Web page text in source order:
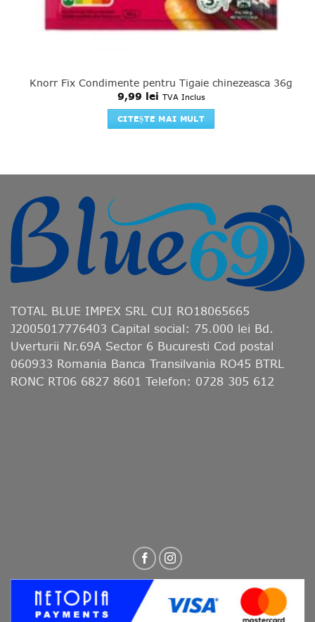
Knorr Fix Condimente pentru Tigaie chinezeasca 36g
9,99 lei TVA Inclus
CITEȘTE MAI MULT
TOTAL BLUE IMPEX SRL CUI RO18065665
J2005017776403 Capital social: 75.000 lei Bd.
Uverturii Nr.69A Sector 6 Bucuresti Cod postal
060933 Romania Banca Transilvania RO45 BTRL
RONC RT06 6827 8601 Telefon: 0728 305 612